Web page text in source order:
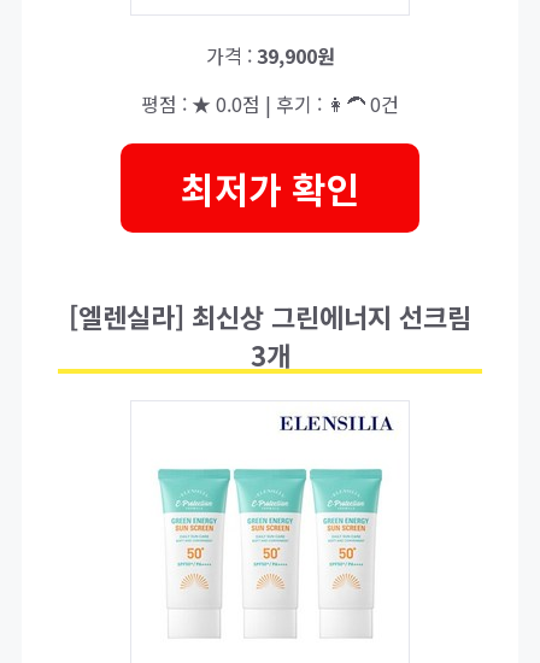
가격 :39,900원
평점 : ★ 0.0점 | 후기 : 👩‍🦱 0건
최저가 확인
[엘렌실라] 최신상 그린에너지 선크림
3개